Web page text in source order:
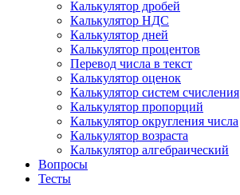
Калькулятор дробей
Калькулятор НДС
Калькулятор дней
Калькулятор процентов
Перевод числа в текст
Калькулятор оценок
Калькулятор систем счисления
Калькулятор пропорций
Калькулятор округления числа
Калькулятор возраста
Калькулятор алгебраический
Вопросы
Тесты